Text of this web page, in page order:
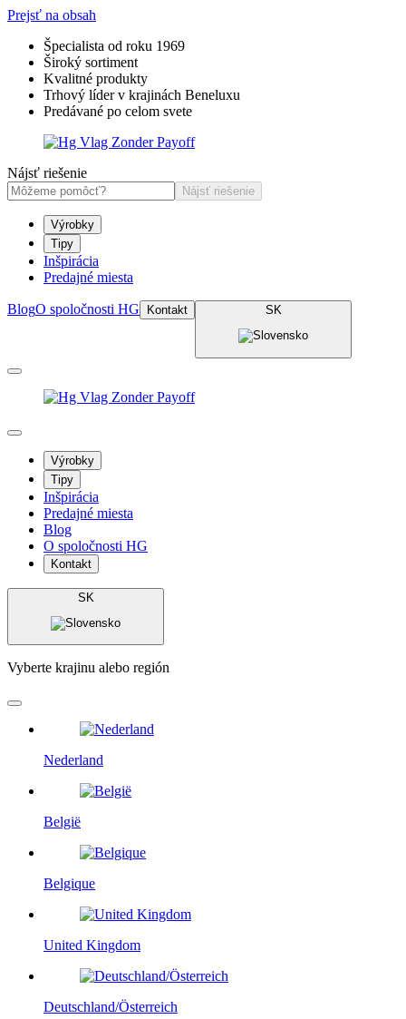
Prejsť na obsah
Špecialista od roku 1969
Široký sortiment
Kvalitné produkty
Trhový líder v krajinách Beneluxu
Predávané po celom svete
Nájsť riešenie
Nájsť riešenie
Výrobky
Tipy
Inšpirácia
Predajné miesta
BlogO spoločnosti HG Kontakt SK
Výrobky
Tipy
Inšpirácia
Predajné miesta
Blog
O spoločnosti HG
Kontakt
SK
Vyberte krajinu alebo región
Nederland
België
Belgique
United Kingdom
Deutschland/Österreich